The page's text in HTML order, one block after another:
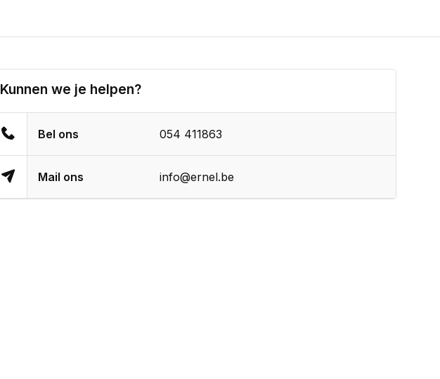
Kunnen we je helpen?
Bel ons 054 411863
Mail ons info@ernel.be